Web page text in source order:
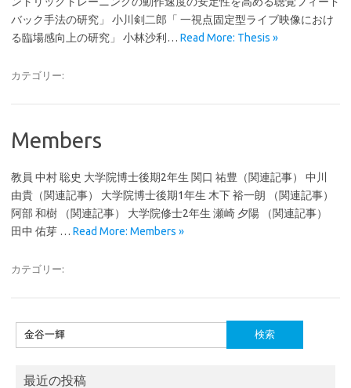
バック手法の研究」 小川剣二郎「 一視点固定型ライブ映像におけ
る臨場感向上の研究」 小林沙利… Read More: Thesis »
カテゴリー:
Members
教員 中村 聡史 大学院博士後期2年生 関口 祐豊（関連記事） 中川
由貴（関連記事） 大学院博士後期1年生 木下 裕一朗 （関連記事）
阿部 和樹 （関連記事） 大学院修士2年生 瀬崎 夕陽 （関連記事）
田中 佑芽 … Read More: Members »
カテゴリー:
索:
最近の投稿